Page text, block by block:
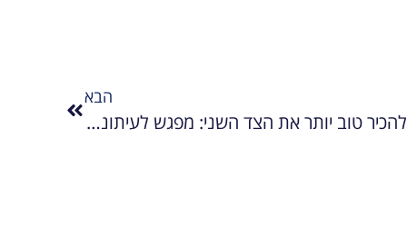
הבא
כשמסקרים את הסכסוך, צריך להכיר טוב יותר את הצד השני: מפגש לעיתונאים\ות צעירים בתוכנית להעשרה מדינית